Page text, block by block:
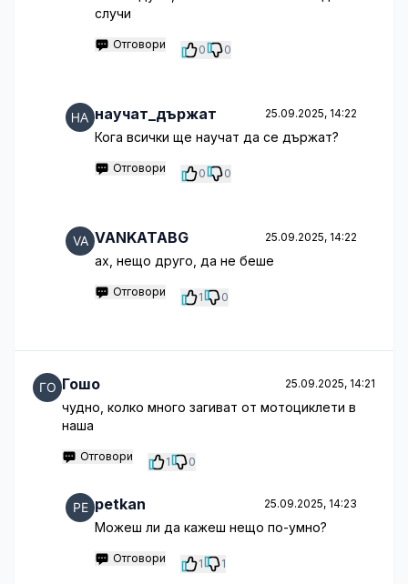
случи
Отговори 0 0
научат_държат 25.09.2025, 14:22
Кога всички ще научат да се държат?
Отговори 0 0
VANKATABG 25.09.2025, 14:22
ах, нещо друго, да не беше
Отговори 1 0
Гошо 25.09.2025, 14:21
чудно, колко много загиват от мотоциклети в
наша
Отговори 1 0
petkan 25.09.2025, 14:23
Можеш ли да кажеш нещо по-умно?
Отговори 1 1